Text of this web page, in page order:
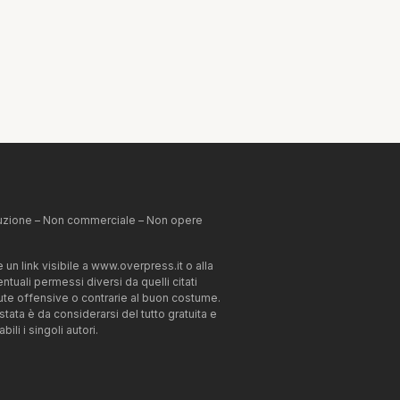
– Non commerciale – Non opere
link visibile a www.overpress.it o alla
permessi diversi da quelli citati
offensive o contrarie al buon costume.
è da considerarsi del tutto gratuita e
i singoli autori.